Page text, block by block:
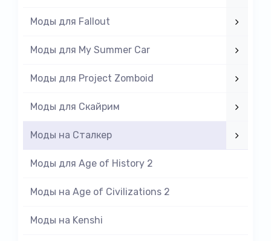
Моды для Fallout
Моды для My Summer Car
Моды для Project Zomboid
Моды для Скайрим
Моды на Cталкер
Моды для Age of History 2
Моды на Age of Civilizations 2
Моды на Kenshi